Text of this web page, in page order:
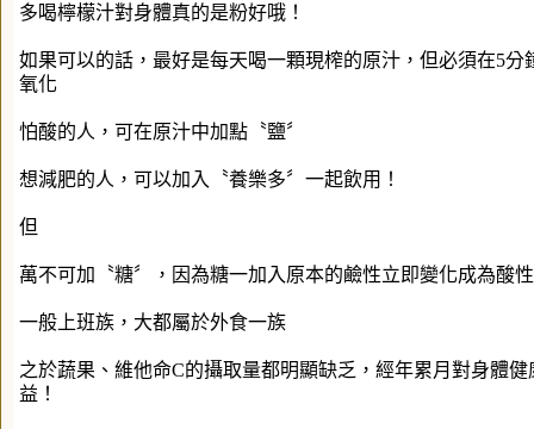
多喝檸檬汁對身體真的是粉好哦！
如果可以的話，最好是每天喝一顆現榨的原汁，但必須在5分
氧化
怕酸的人，可在原汁中加點〝鹽〞
想減肥的人，可以加入〝養樂多〞一起飲用！
但
萬不可加〝糖〞，因為糖一加入原本的鹼性立即變化成為酸性
一般上班族，大都屬於外食一族
之於蔬果、維他命C的攝取量都明顯缺乏，經年累月對身體
益！